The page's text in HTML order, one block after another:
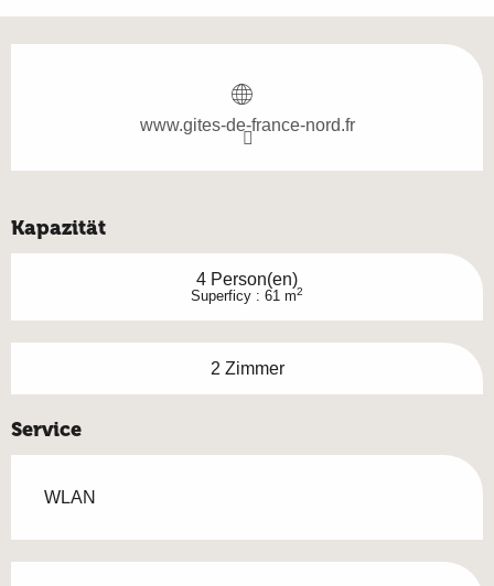
www.gites-de-france-nord.fr
Kapazität
4 Person(en)
Superficy : 61 m2
2 Zimmer
Service
WLAN